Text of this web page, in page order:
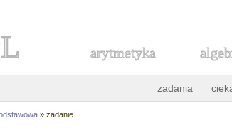
arytmetyka
zadania
» zadanie